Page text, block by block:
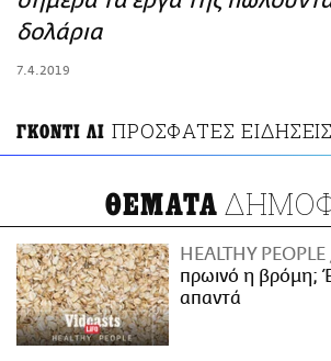
ΑΜΠΑ
δολάρια
7.4.2019
ΓΚΟΝΤΙ ΛΙ ΠΡΟΣΦΑΤΕΣ ΕΙΔΗΣΕΙΣ
ΘΕΜΑΤΑ
HEALTHY PEOPLE
πρωινό η βρόμη;
απαντά